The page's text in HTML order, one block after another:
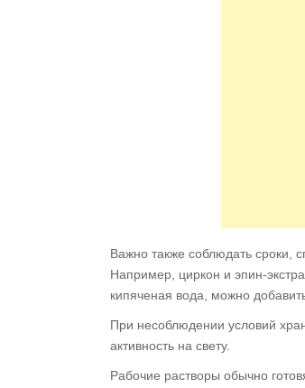
Важно также соблюдать сроки,
Например, циркон и эпин-
кипяченая вода, можно
При несоблюдении условий
активность на свету.
Рабочие растворы обычно